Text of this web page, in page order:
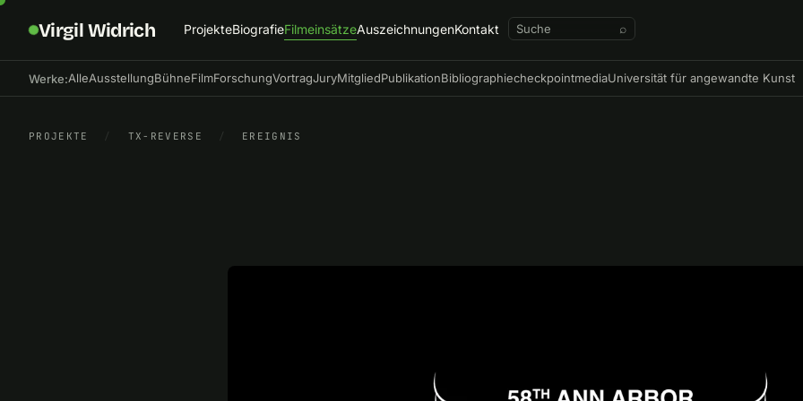
Virgil Widrich ProjekteBiografieFilmeinsätzeAuszeichnungenKontakt ⌕
Werke:AlleAusstellungBühneFilmForschungVortragJuryMitgliedPublikationBibliographiecheckpointmediaUniversität für angewandte Kunst
PROJEKTE / TX-REVERSE / EREIGNIS